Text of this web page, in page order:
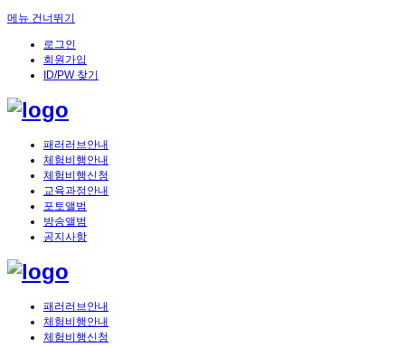
메뉴 건너뛰기
로그인
회원가입
ID/PW 찾기
패러러브안내
체험비행안내
체험비행신청
교육과정안내
포토앨범
방송앨범
공지사항
패러러브안내
체험비행안내
체험비행신청